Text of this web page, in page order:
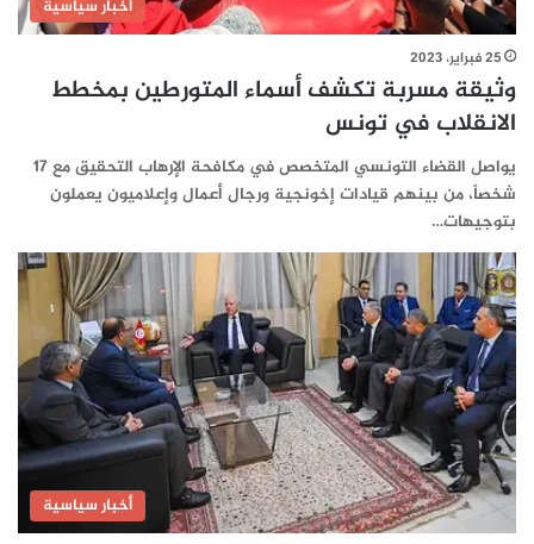
أخبار سياسية
25 فبراير، 2023
وثيقة مسربة تكشف أسماء المتورطين بمخطط
الانقلاب في تونس
يواصل القضاء التونسي المتخصص في مكافحة الإرهاب التحقيق مع 17
شخصاً، من بينهم قيادات إخونجية ورجال أعمال وإعلاميون يعملون
بتوجيهات…
أخبار سياسية